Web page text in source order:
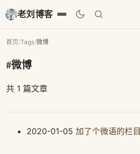
老刘博客
首页/Tags/微博
#微博
共 1 篇文章
2020-01-05 加了个微语的栏目